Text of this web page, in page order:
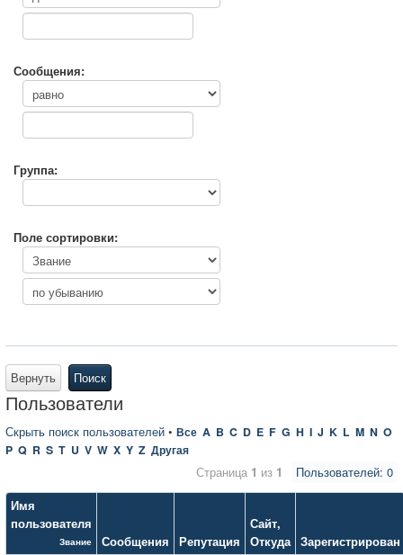
Сообщения:
Группа:
Поле сортировки:
Вернуть Поиск
Пользователи
Скрыть поиск пользователей • Все A B C D E F G H I J K L M N O
P Q R S T U V W X Y Z Другая
Пользователей: 0
Страница 1 из 1
Имя
пользователя
Звание Сообщения Репутация
Сайт,
Откуда Зарегистрирован